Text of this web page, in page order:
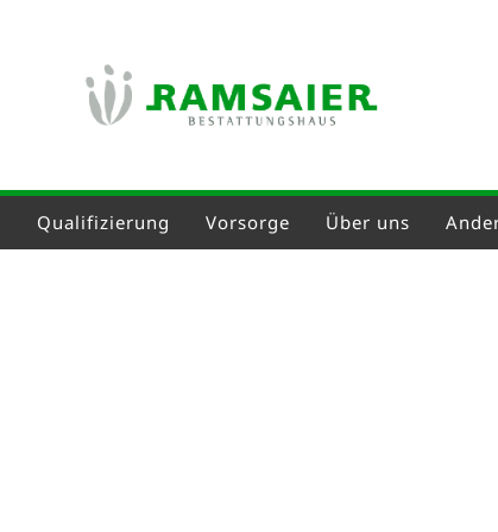
Qualifizierung Vorsorge Über uns